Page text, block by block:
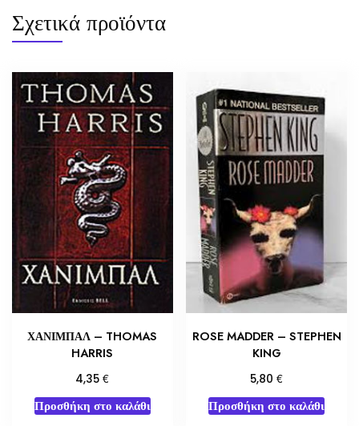
Σχετικά προϊόντα
ΧΑΝΙΜΠΑΛ – THOMAS
HARRIS
4,35€
Προσθήκη στο καλάθι
ROSE MADDER – STEPHEN
KING
5,80€
Προσθήκη στο καλάθι